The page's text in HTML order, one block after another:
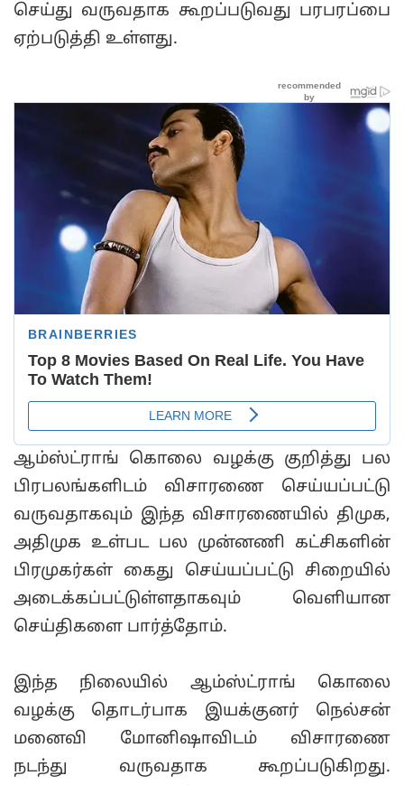
செய்து வருவதாக கூறப்படுவது பரபரப்பை
ஏற்படுத்தி உள்ளது.
ஆம்ஸ்ட்ராங் கொலை வழக்கு குறித்து பல
பிரபலங்களிடம் விசாரணை செய்யப்பட்டு
வருவதாகவும் இந்த விசாரணையில் திமுக,
அதிமுக உள்பட பல முன்னணி கட்சிகளின்
பிரமுகர்கள் கைது செய்யப்பட்டு சிறையில்
அடைக்கப்பட்டுள்ளதாகவும் வெளியான
செய்திகளை பார்த்தோம்.
இந்த நிலையில் ஆம்ஸ்ட்ராங் கொலை
வழக்கு தொடர்பாக இயக்குனர் நெல்சன்
மனைவி மோனிஷாவிடம் விசாரணை
நடந்து வருவதாக கூறப்படுகிறது.